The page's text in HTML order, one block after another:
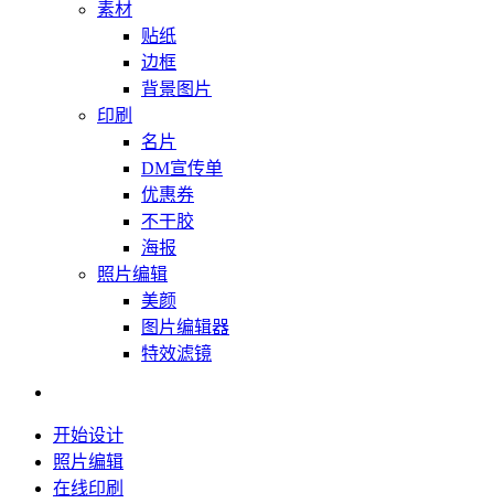
素材
贴纸
边框
背景图片
印刷
名片
DM宣传单
优惠券
不干胶
海报
照片编辑
美颜
图片编辑器
特效滤镜
开始设计
照片编辑
在线印刷